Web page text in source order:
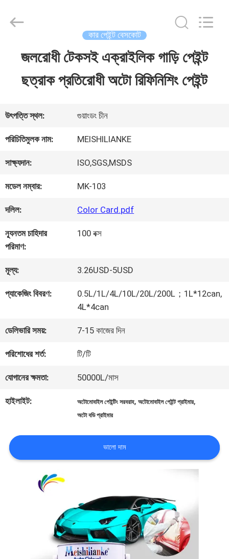
ভিডিও
আমাদের
সম্পর্কে
কারখানা
মান
আমাদের
সাথে
যোগাযোগ
খবর
Chemical
Reserved.
কার পেইন্ট বেসকোট
জলরোধী টেকসই এক্রাইলিক গাড়ি পেইন্ট
ছত্রাক প্রতিরোধী অটো রিফিনিশিং পেইন্ট
উৎপত্তি স্থল: গুয়াংডং চীন
পরিচিতিমুলক নাম: MEISHILIANKE
সাক্ষ্যদান: ISO,SGS,MSDS
মডেল নম্বার: MK-103
দলিল: Color Card.pdf
ন্যূনতম চাহিদার
পরিমাণ:
100 বক্স
মূল্য: 3.26USD-5USD
প্যাকেজিং বিবরণ:
0.5L/1L/4L/10L/20L/200L；1L*12can,
4L*4can
ডেলিভারি সময়: 7-15 কাজের দিন
পরিশোধের শর্ত: টি/টি
যোগানের ক্ষমতা: 50000L/মাস
হাইলাইট: অটোমোবাইল পেইন্টিং সরবরাহ,অটোমোবাইল পেইন্ট প্রাইমার,
অটো বডি প্রাইমার
ভালো দাম